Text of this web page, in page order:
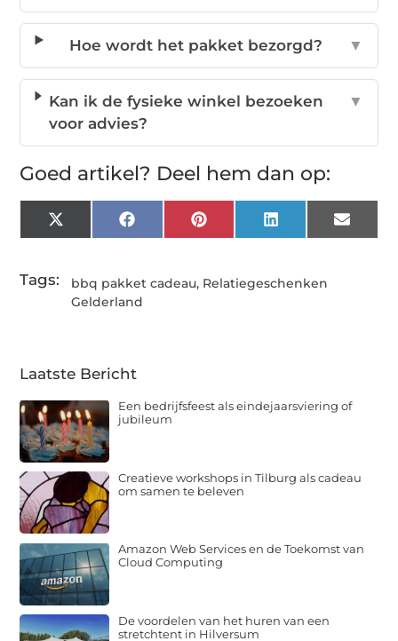
Hoe wordt het pakket bezorgd? ▼
Kan ik de fysieke winkel bezoeken
voor advies?
▼
Goed artikel? Deel hem dan op:
X
(Twitter)
FacebookPinterestLinkedInEmail
Tags: bbq pakket cadeau, Relatiegeschenken
Gelderland
Laatste Bericht
Een bedrijfsfeest als eindejaarsviering of
jubileum
Creatieve workshops in Tilburg als cadeau
om samen te beleven
Amazon Web Services en de Toekomst van
Cloud Computing
De voordelen van het huren van een
stretchtent in Hilversum